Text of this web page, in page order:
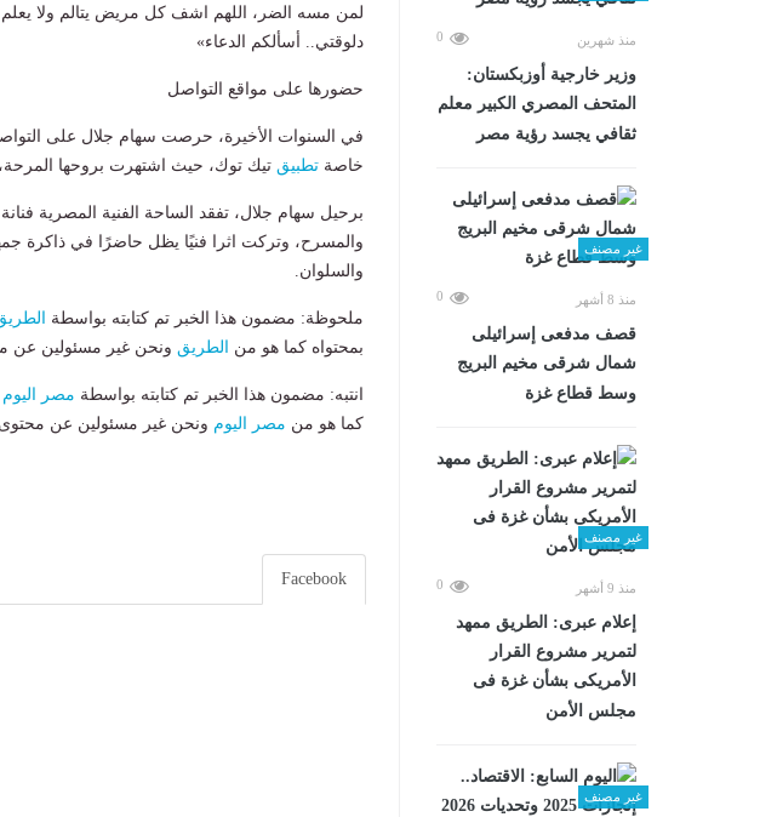
منذ شهرين 0
وزير خارجية أوزبكستان:
المتحف المصري الكبير معلم
ثقافي يجسد رؤية مصر
غير مصنف
منذ 8 أشهر 0
قصف مدفعى إسرائيلى
شمال شرقى مخيم البريج
وسط قطاع غزة
غير مصنف
منذ 9 أشهر 0
إعلام عبرى: الطريق ممهد
لتمرير مشروع القرار
الأمريكى بشأن غزة فى
مجلس الأمن
غير مصنف
لمن مسه الضر، اللهم اشف كل مريض يتالم ولا يعلم
دلوقتي.. أسألكم الدعاء»
حضورها على مواقع التواصل
في السنوات الأخيرة، حرصت سهام جلال على
خاصة تطبيق تيك توك، حيث اشتهرت بروحها المرحة،
برحيل سهام جلال، تفقد الساحة الفنية المصرية
والمسرح، وتركت اثرا فنيًا يظل حاضرًا في ذاكرة
والسلوان.
ملحوظة: مضمون هذا الخبر تم كتابته بواسطة
بمحتواه كما هو من
الطريق ونحن غير مسئولين عن
انتبه: مضمون هذا الخبر تم كتابته بواسطة مصر اليوم
كما هو من مصر اليوم ونحن غير مسئولين عن محتوى
Facebook